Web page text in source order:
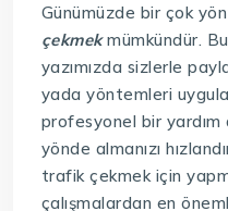
Günümüzde bir çok
çekmekmümkündür.
yazımızda sizlerle
yada yöntemleri
profesyonel bir yardım
yönde almanızı
trafik çekmek için
çalışmalardan en